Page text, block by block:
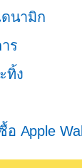
ดนามิก
ร
ทิ้ง
Apple